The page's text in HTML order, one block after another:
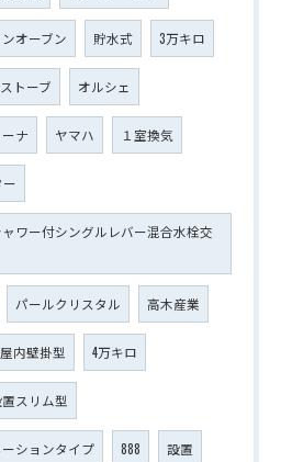
オーブン 貯水式 3万キロ
トーブ オルシェ
ナ ヤマハ １室換気
ー
ワー付シングルレバー混合水栓交
パールクリスタル 高木産業
屋内壁掛型 4万キロ
スリム型
ションタイプ 888 設置